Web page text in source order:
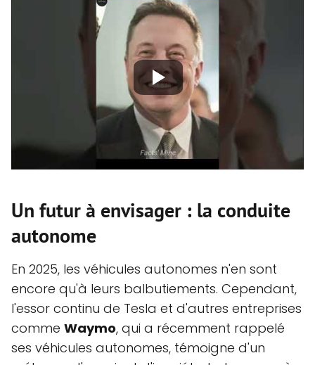
Un futur à envisager : la conduite
autonome
En 2025, les véhicules autonomes n'en sont
encore qu'à leurs balbutiements. Cependant,
l'essor continu de Tesla et d'autres entreprises
comme Waymo, qui a récemment rappelé
ses véhicules autonomes, témoigne d'un